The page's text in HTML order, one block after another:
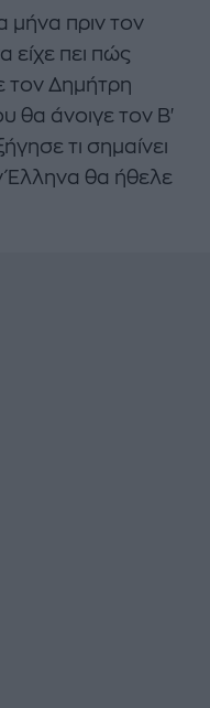
μήνα πριν τον
είχε πει πώς
τον Δημήτρη
θα άνοιγε τον Β'
τι σημαίνει
Έλληνα θα ήθελε